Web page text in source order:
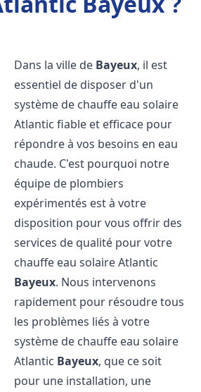
Dans la ville de Bayeux, il est
essentiel de disposer d'un
système de chauffe eau solaire
Atlantic fiable et efficace pour
répondre à vos besoins en eau
chaude. C'est pourquoi notre
équipe de plombiers
expérimentés est à votre
disposition pour vous offrir des
services de qualité pour votre
chauffe eau solaire Atlantic
Bayeux. Nous intervenons
rapidement pour résoudre tous
les problèmes liés à votre
système de chauffe eau solaire
Atlantic Bayeux, que ce soit
pour une installation, une